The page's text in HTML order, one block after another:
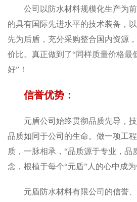
公司以防水材料规模化生产为
的具有国际先进水平的技术装备，
先为后盾，充分采购整合国内资源
价比。真正做到了“同样质量价格最
好”！
信誉优势：
元盾公司始终贯彻品质先导，
品质如同于公司的生命。做一项工
质，一脉相承，“品质源于专业，品
念，根植于每个“元盾”人的心中成为
元盾防水材料有限公司的信誉